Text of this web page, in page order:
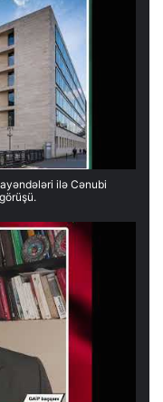
ilə Cənubi